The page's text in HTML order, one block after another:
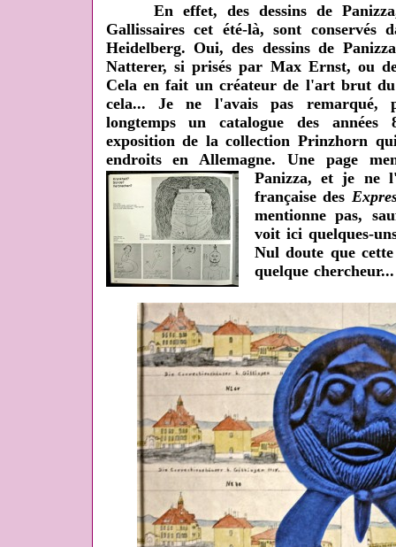
En effet, des dessins de
Gallissaires cet été-là, sont conservés
Heidelberg. Oui, des dessins de
Natterer, si prisés par Max Ernst, ou
Cela en fait un créateur de l'art brut
cela... Je ne l'avais pas remarqué,
longtemps un catalogue des
exposition de la collection Prinzhorn
endroits en Allemagne. Une page
Panizza, et je ne
française des
mentionne pas,
voit ici quelques-
Nul doute que
quelque